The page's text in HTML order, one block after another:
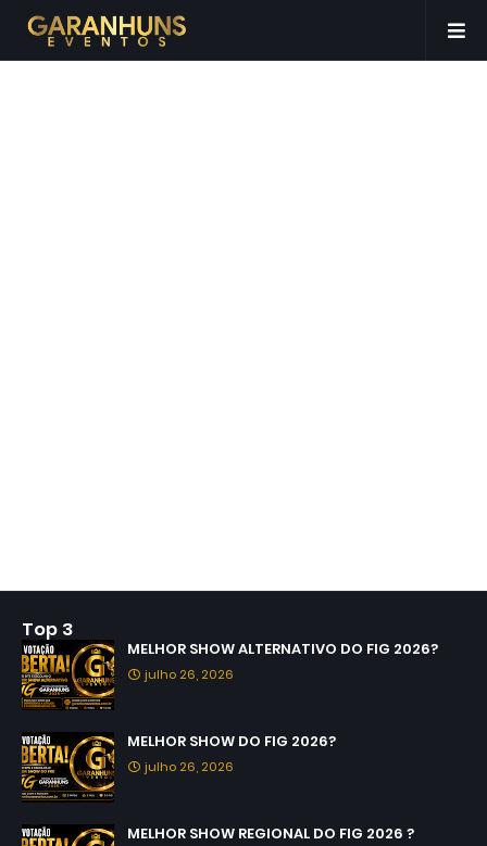
Top 3
MELHOR SHOW ALTERNATIVO DO FIG 2026?
julho 26, 2026
MELHOR SHOW DO FIG 2026?
julho 26, 2026
MELHOR SHOW REGIONAL DO FIG 2026 ?